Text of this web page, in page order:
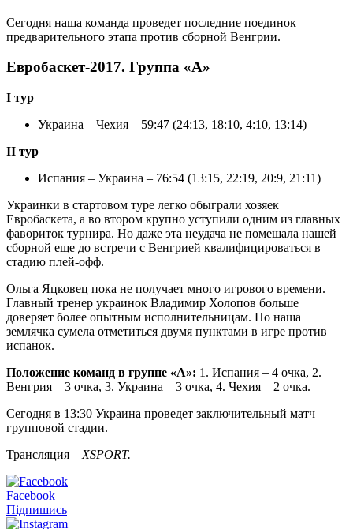
Сегодня наша команда проведет последние поединок
предварительного этапа против сборной Венгрии.
Евробаскет-2017. Группа «А»
I тур
Украина – Чехия – 59:47 (24:13, 18:10, 4:10, 13:14)
II тур
Испания – Украина – 76:54 (13:15, 22:19, 20:9, 21:11)
Украинки в стартовом туре легко обыграли хозяек
Евробаскета, а во втором крупно уступили одним из главных
фавориток турнира. Но даже эта неудача не помешала нашей
сборной еще до встречи с Венгрией квалифицироваться в
стадию плей-офф.
Ольга Яцковец пока не получает много игрового времени.
Главный тренер украинок Владимир Холопов больше
доверяет более опытным исполнительницам. Но наша
землячка сумела отметиться двумя пунктами в игре против
испанок.
Положение команд в группе «А»: 1. Испания – 4 очка, 2.
Венгрия – 3 очка, 3. Украина – 3 очка, 4. Чехия – 2 очка.
Сегодня в 13:30 Украина проведет заключительный матч
групповой стадии.
Трансляция – XSPORT.
Facebook
Підпишись